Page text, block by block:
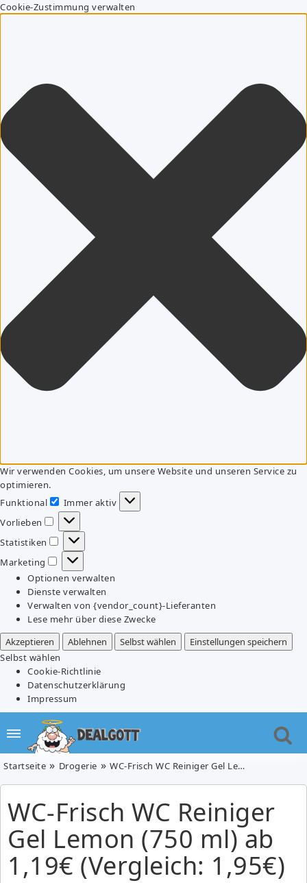
Cookie-Zustimmung verwalten
Wir verwenden Cookies, um unsere Website und unseren Service zu
optimieren.
Funktional
Funktional
Immer aktiv
Vorlieben
Vorlieben
Statistiken
Statistiken
Marketing
Marketing
Optionen verwalten
Dienste verwalten
Verwalten von {vendor_count}-Lieferanten
Lese mehr über diese Zwecke
Akzeptieren
Ablehnen Selbst wählen
Einstellungen speichern
Selbst wählen
Cookie-Richtlinie
Datenschutzerklärung
Impressum
Startseite Drogerie WC-Frisch WC Reiniger Gel Lemon (750 ml) ab 1,19€ (Vergleich: 1,95€)
WC-Frisch WC Reiniger
Gel Lemon (750 ml) ab
1,19€ (Vergleich: 1,95€)